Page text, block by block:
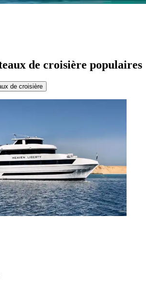
de croisière populaires
de croisière